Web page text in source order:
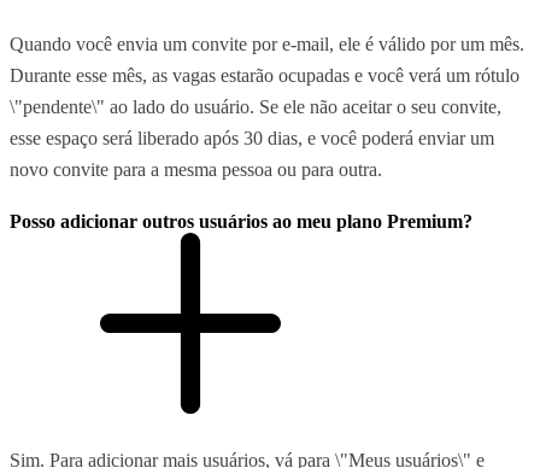
Quando você envia um convite por e-mail, ele é válido por um mês.
Durante esse mês, as vagas estarão ocupadas e você verá um rótulo
\"pendente\" ao lado do usuário. Se ele não aceitar o seu convite,
esse espaço será liberado após 30 dias, e você poderá enviar um
novo convite para a mesma pessoa ou para outra.
Posso adicionar outros usuários ao meu plano Premium?
Sim. Para adicionar mais usuários, vá para \"Meus usuários\" e